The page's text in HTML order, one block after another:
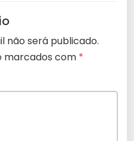
não será publicado.
marcados com *